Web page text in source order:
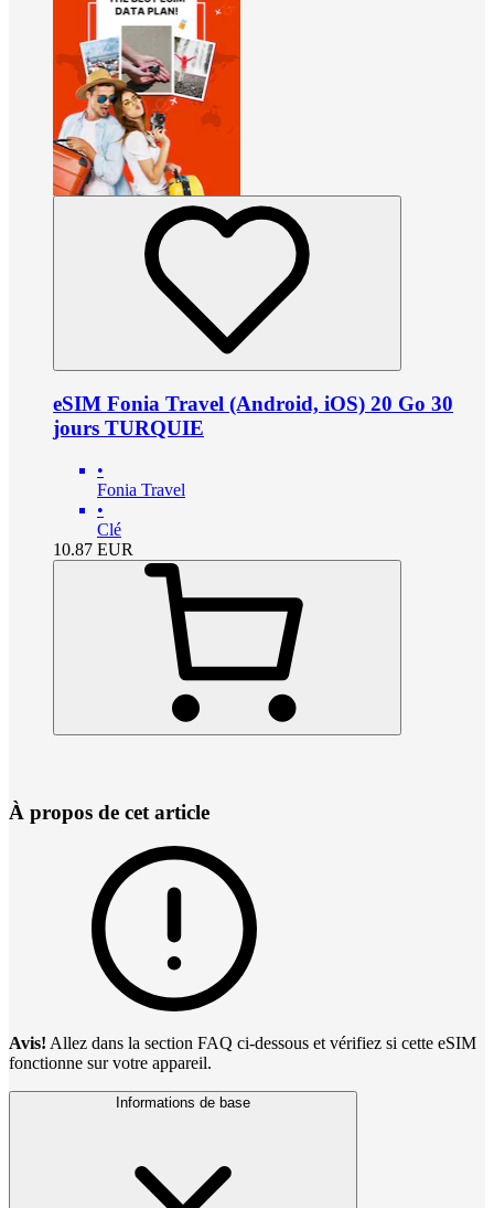
eSIM Fonia Travel (Android, iOS) 20 Go 30
jours TURQUIE
•
Fonia Travel
•
Clé
10.87 EUR
À propos de cet article
Avis! Allez dans la section FAQ ci-dessous et vérifiez si cette eSIM
fonctionne sur votre appareil.
Informations de base